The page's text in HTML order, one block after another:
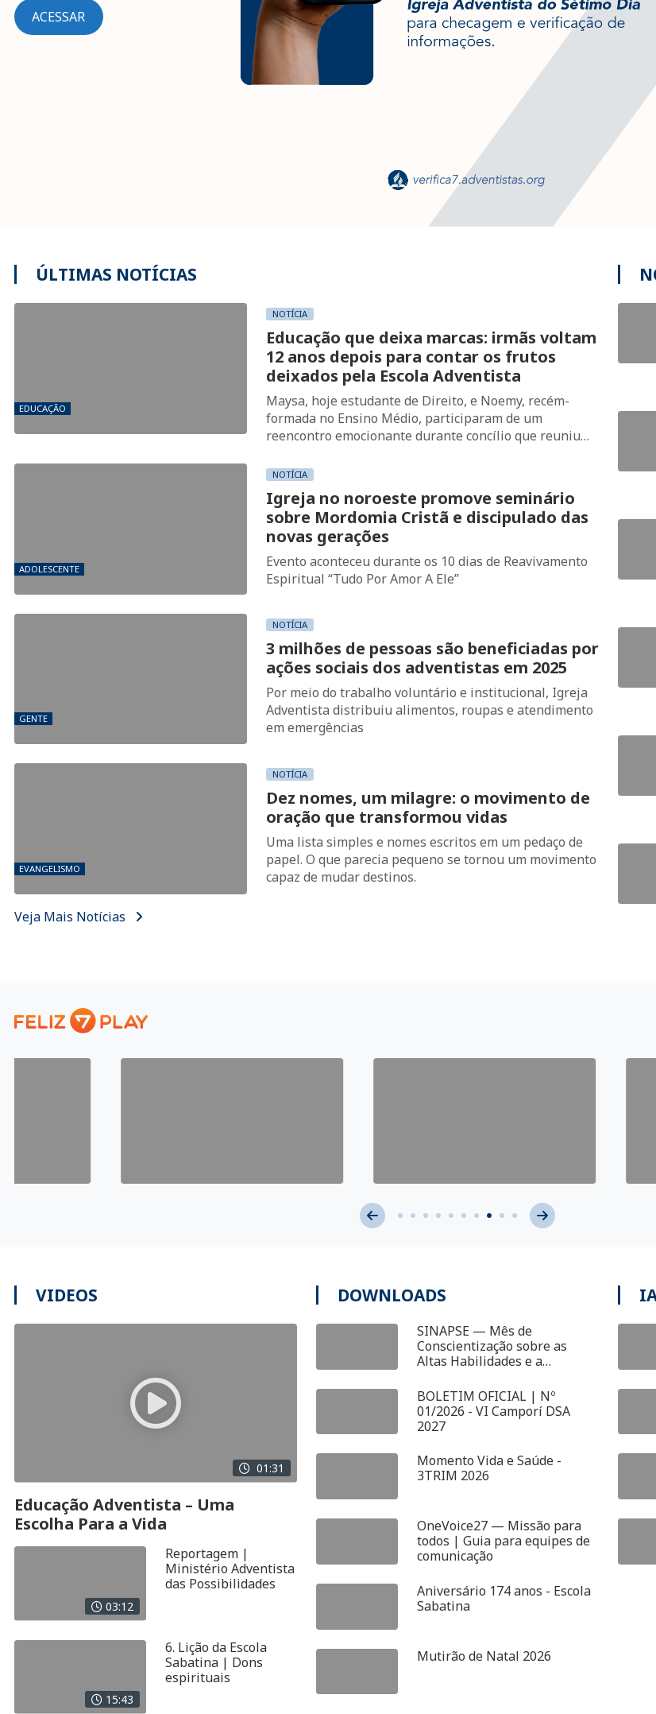
ACESSAR
ÚLTIMAS NOTÍCIAS
EDUCAÇÃO
NOTÍCIA
Educação que deixa marcas: irmãs voltam
12 anos depois para contar os frutos
deixados pela Escola Adventista
Maysa, hoje estudante de Direito, e Noemy, recém-
formada no Ensino Médio, participaram de um
reencontro emocionante durante concílio que reuniu
ADOLESCENTE
NOTÍCIA
Igreja no noroeste promove seminário
sobre Mordomia Cristã e discipulado das
novas gerações
Evento aconteceu durante os 10 dias de Reavivamento
Espiritual “Tudo Por Amor A Ele”
GENTE
NOTÍCIA
3 milhões de pessoas são beneficiadas por
ações sociais dos adventistas em 2025
Por meio do trabalho voluntário e institucional, Igreja
Adventista distribuiu alimentos, roupas e atendimento
em emergências
EVANGELISMO
NOTÍCIA
Dez nomes, um milagre: o movimento de
oração que transformou vidas
Uma lista simples e nomes escritos em um pedaço de
papel. O que parecia pequeno se tornou um movimento
capaz de mudar destinos.
Veja Mais Notícias
VIDEOS
01:31
Educação Adventista – Uma
Escolha Para a Vida
03:12
Reportagem |
Ministério Adventista
das Possibilidades
15:43
6. Lição da Escola
Sabatina | Dons
espirituais
DOWNLOADS
SINAPSE — Mês de
Conscientização sobre as
Altas Habilidades e a
BOLETIM OFICIAL | Nº
01/2026 - VI Camporí DSA
2027
Momento Vida e Saúde -
3TRIM 2026
OneVoice27 — Missão para
todos | Guia para equipes de
comunicação
Aniversário 174 anos - Escola
Sabatina
Mutirão de Natal 2026